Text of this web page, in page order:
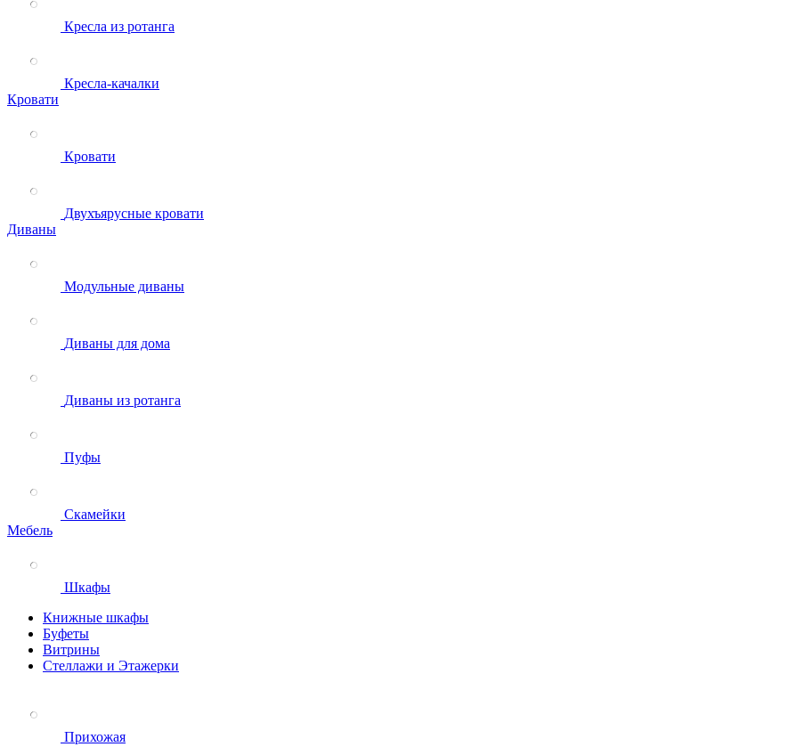
Кресла из ротанга
Кресла-качалки
Кровати
Кровати
Двухъярусные кровати
Диваны
Модульные диваны
Диваны для дома
Диваны из ротанга
Пуфы
Скамейки
Мебель
Шкафы
Книжные шкафы
Буфеты
Витрины
Стеллажи и Этажерки
Прихожая